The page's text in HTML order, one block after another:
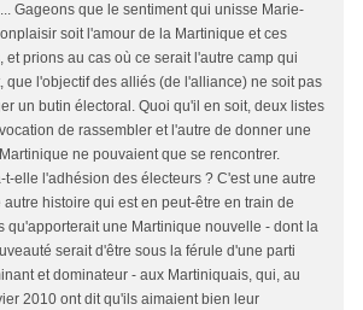
Gageons que le sentiment qui unisse Marie-
soit l'amour de la Martinique et ces
et prions au cas où ce serait l'autre camp qui
que l'objectif des alliés (de l'alliance) ne soit pas
un butin électoral. Quoi qu'il en soit, deux listes
de rassembler et l'autre de donner une
ne pouvaient que se rencontrer.
t-elle l'adhésion des électeurs ? C'est une autre
autre histoire qui est en peut-être en train de
qu'apporterait une Martinique nouvelle - dont la
serait d'être sous la férule d'une parti
et dominateur - aux Martiniquais, qui, au
2010 ont dit qu'ils aimaient bien leur